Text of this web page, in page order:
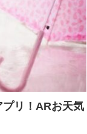
リ！ARお天気